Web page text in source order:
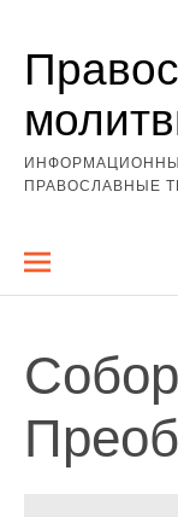
содержимому
ПРАВОСЛАВНЫЕ